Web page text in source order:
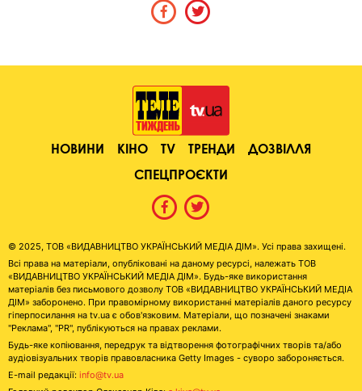
НОВИНИ КІНО TV ТРЕНДИ
ДОЗВІЛЛЯ
СПЕЦПРОЄКТИ
© 2025, ТОВ «ВИДАВНИЦТВО УКРАЇНСЬКИЙ МЕДІА ДІМ». Усі права захищені.
Всі права на матеріали, опубліковані на даному ресурсі, належать ТОВ
«ВИДАВНИЦТВО УКРАЇНСЬКИЙ МЕДІА ДІМ». Будь-яке використання
матеріалів без письмового дозволу ТОВ «ВИДАВНИЦТВО УКРАЇНСЬКИЙ МЕДІА
ДІМ» заборонено. При правомірному використанні матеріалів даного ресурсу
гіперпосилання на tv.ua є обов'язковим. Матеріали, що позначені знаками
"Реклама", "PR", публікуються на правах реклами.
Будь-яке копіювання, передрук та відтворення фотографічних творів та/або
аудіовізуальних творів правовласника Getty Images - суворо забороняється.
E-mail редакції: info@tv.ua